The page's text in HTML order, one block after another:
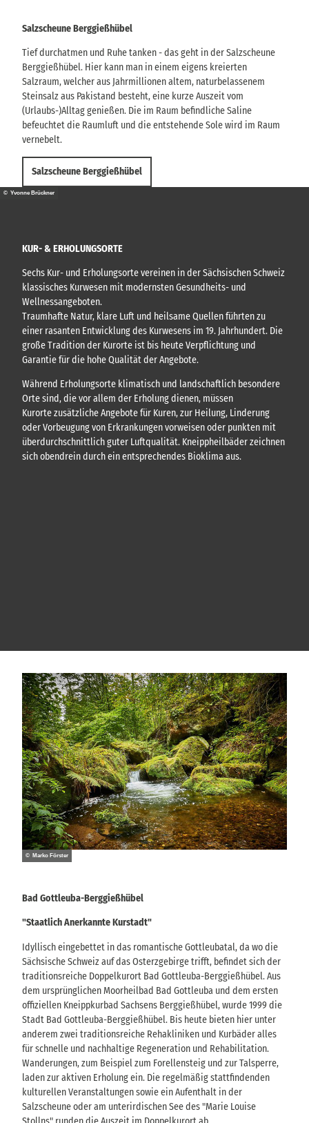
Salzscheune Berggießhübel
Tief durchatmen und Ruhe tanken - das geht in der Salzscheune
Berggießhübel. Hier kann man in einem eigens kreierten
Salzraum, welcher aus Jahrmillionen altem, naturbelassenem
Steinsalz aus Pakistand besteht, eine kurze Auszeit vom
(Urlaubs-)Alltag genießen. Die im Raum befindliche Saline
befeuchtet die Raumluft und die entstehende Sole wird im Raum
vernebelt.
Salzscheune Berggießhübel
© Yvonne Brückner
KUR- & ERHOLUNGSORTE
Sechs Kur- und Erholungsorte vereinen in der Sächsischen Schweiz
klassisches Kurwesen mit modernsten Gesundheits- und
Wellnessangeboten.
Traumhafte Natur, klare Luft und heilsame Quellen führten zu
einer rasanten Entwicklung des Kurwesens im 19. Jahrhundert. Die
große Tradition der Kurorte ist bis heute Verpflichtung und
Garantie für die hohe Qualität der Angebote.
Während Erholungsorte klimatisch und landschaftlich besondere
Orte sind, die vor allem der Erholung dienen, müssen
Kurorte zusätzliche Angebote für Kuren, zur Heilung, Linderung
oder Vorbeugung von Erkrankungen vorweisen oder punkten mit
überdurchschnittlich guter Luftqualität. Kneippheilbäder zeichnen
sich obendrein durch ein entsprechendes Bioklima aus.
© Marko Förster
Bad Gottleuba-Berggießhübel
"Staatlich Anerkannte Kurstadt"
Idyllisch eingebettet in das romantische Gottleubatal, da wo die
Sächsische Schweiz auf das Osterzgebirge trifft, befindet sich der
traditionsreiche Doppelkurort Bad Gottleuba-Berggießhübel. Aus
dem ursprünglichen Moorheilbad Bad Gottleuba und dem ersten
offiziellen Kneippkurbad Sachsens Berggießhübel, wurde 1999 die
Stadt Bad Gottleuba-Berggießhübel. Bis heute bieten hier unter
anderem zwei traditionsreiche Rehakliniken und Kurbäder alles
für schnelle und nachhaltige Regeneration und Rehabilitation.
Wanderungen, zum Beispiel zum Forellensteig und zur Talsperre,
laden zur aktiven Erholung ein. Die regelmäßig stattfindenden
kulturellen Veranstaltungen sowie ein Aufenthalt in der
Salzscheune oder am unterirdischen See des "Marie Louise